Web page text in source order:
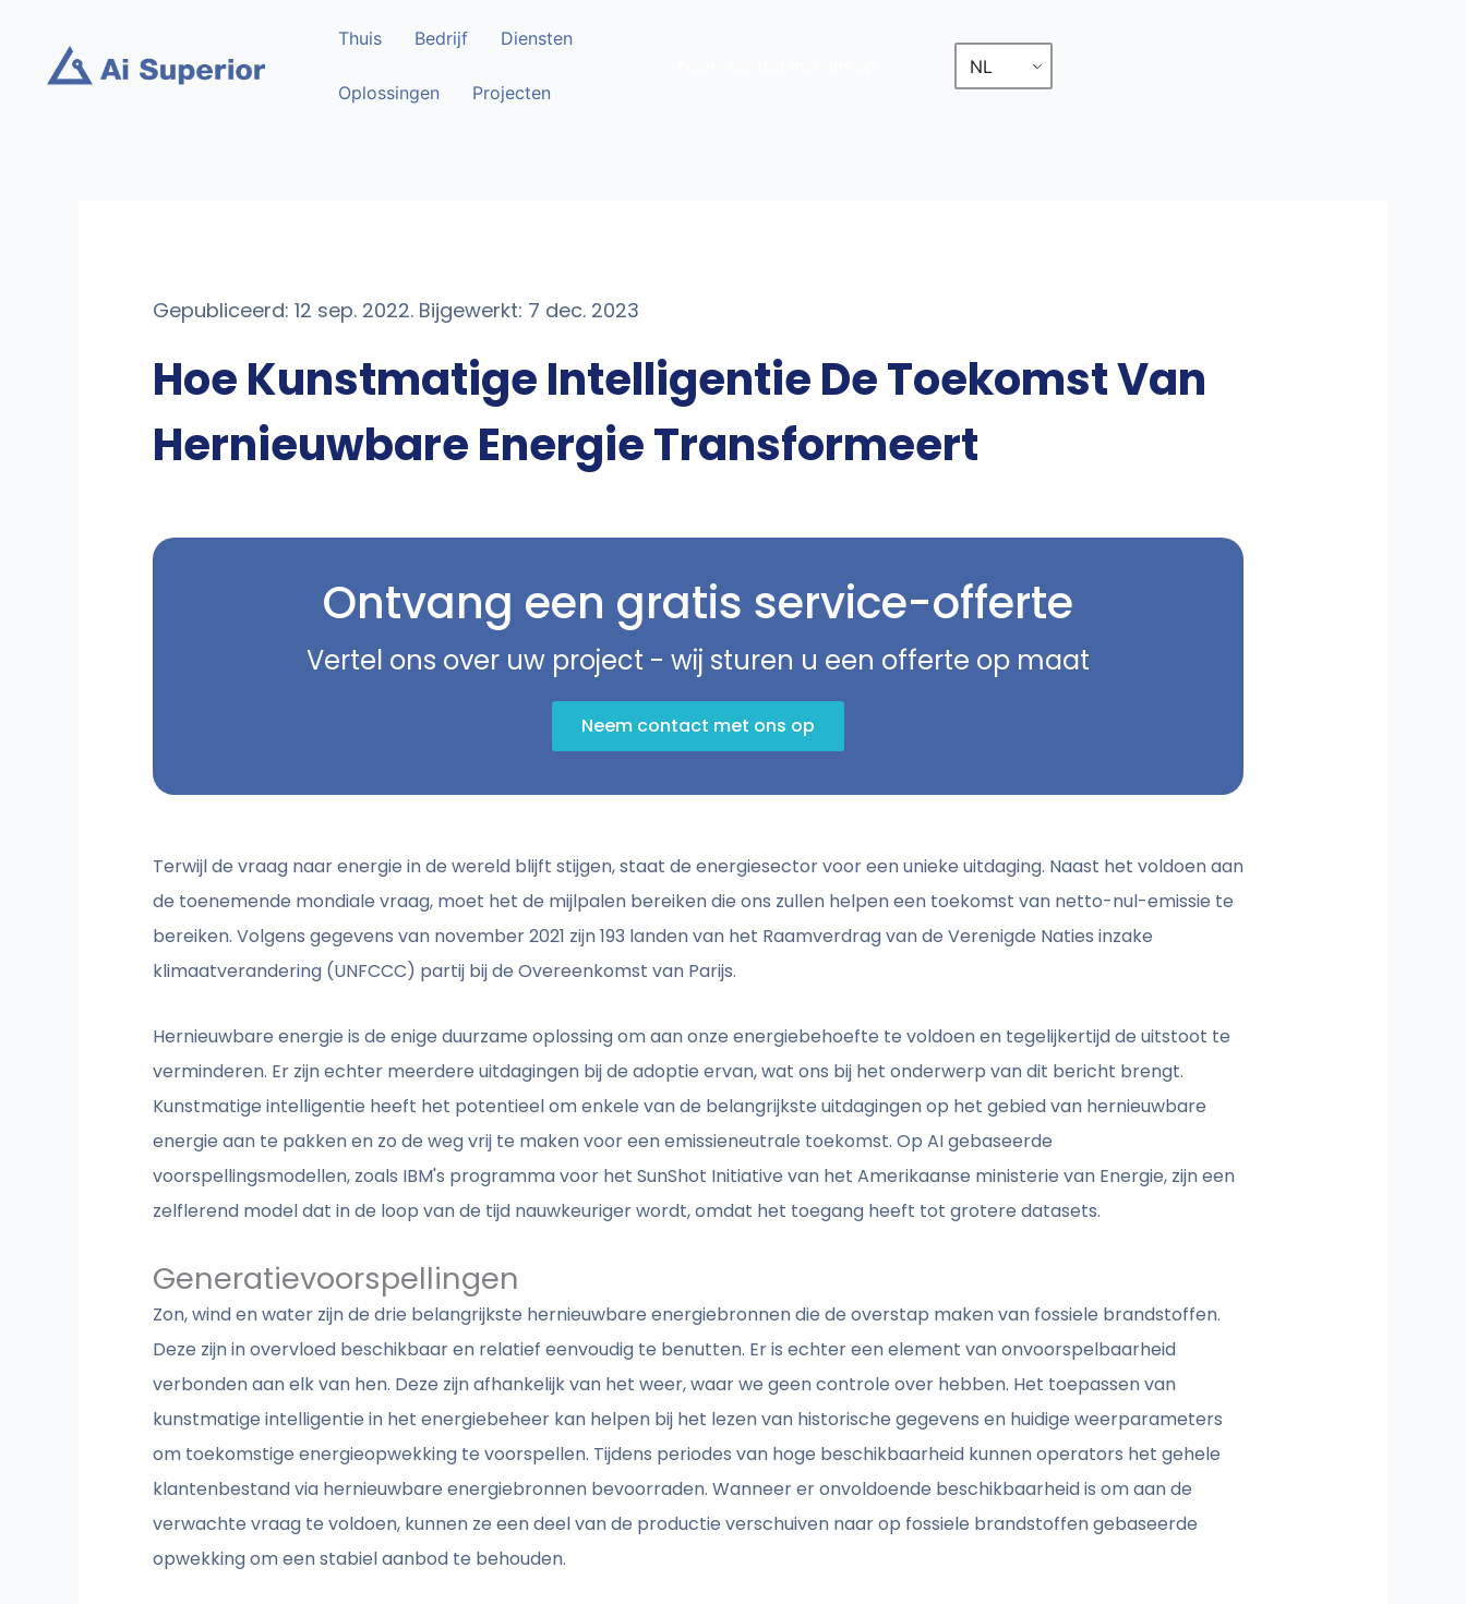
Thuis Bedrijf Diensten
Oplossingen Projecten
NL
Gepubliceerd: 12 sep. 2022. Bijgewerkt: 7 dec. 2023
Hoe Kunstmatige Intelligentie De Toekomst Van
Hernieuwbare Energie Transformeert
Ontvang een gratis service-offerte
Vertel ons over uw project - wij sturen u een offerte op maat
Neem contact met ons op
Terwijl de vraag naar energie in de wereld blijft stijgen, staat de energiesector voor een unieke uitdaging. Naast het voldoen aan
de toenemende mondiale vraag, moet het de mijlpalen bereiken die ons zullen helpen een toekomst van netto-nul-emissie te
bereiken. Volgens gegevens van november 2021 zijn 193 landen van het Raamverdrag van de Verenigde Naties inzake
klimaatverandering (UNFCCC) partij bij de Overeenkomst van Parijs.
Hernieuwbare energie is de enige duurzame oplossing om aan onze energiebehoefte te voldoen en tegelijkertijd de uitstoot te
verminderen. Er zijn echter meerdere uitdagingen bij de adoptie ervan, wat ons bij het onderwerp van dit bericht brengt.
Kunstmatige intelligentie heeft het potentieel om enkele van de belangrijkste uitdagingen op het gebied van hernieuwbare
energie aan te pakken en zo de weg vrij te maken voor een emissieneutrale toekomst. Op AI gebaseerde
voorspellingsmodellen, zoals IBM's programma voor het SunShot Initiative van het Amerikaanse ministerie van Energie, zijn een
zelflerend model dat in de loop van de tijd nauwkeuriger wordt, omdat het toegang heeft tot grotere datasets.
Generatievoorspellingen
Zon, wind en water zijn de drie belangrijkste hernieuwbare energiebronnen die de overstap maken van fossiele brandstoffen.
Deze zijn in overvloed beschikbaar en relatief eenvoudig te benutten. Er is echter een element van onvoorspelbaarheid
verbonden aan elk van hen. Deze zijn afhankelijk van het weer, waar we geen controle over hebben. Het toepassen van
kunstmatige intelligentie in het energiebeheer kan helpen bij het lezen van historische gegevens en huidige weerparameters
om toekomstige energieopwekking te voorspellen. Tijdens periodes van hoge beschikbaarheid kunnen operators het gehele
klantenbestand via hernieuwbare energiebronnen bevoorraden. Wanneer er onvoldoende beschikbaarheid is om aan de
verwachte vraag te voldoen, kunnen ze een deel van de productie verschuiven naar op fossiele brandstoffen gebaseerde
opwekking om een stabiel aanbod te behouden.